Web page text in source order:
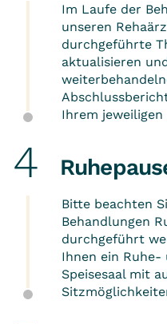
Im Laufe der
unseren
durchgeführte
aktualisieren
Ihrem
Bitte beachten
Behandlungen
durchgeführt
Ihnen ein Ruhe-
Speisesaal mit